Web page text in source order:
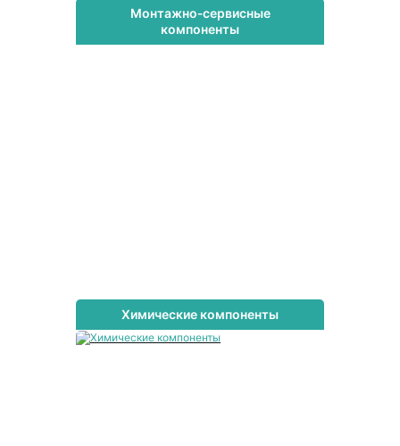
Монтажно‑сервисные
компоненты
Химические компоненты